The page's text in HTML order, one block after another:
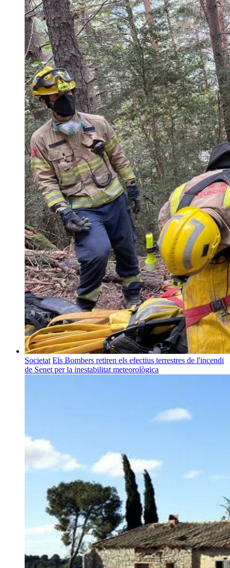
Societat Els Bombers retiren els efectius terrestres de l'incendi
de Senet per la inestabilitat meteorològica